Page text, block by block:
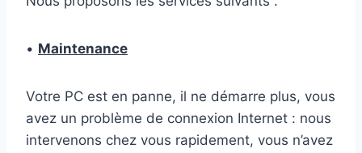
• Maintenance
Votre PC est en panne, il ne démarre plus, vous
avez un problème de connexion Internet : nous
intervenons chez vous rapidement, vous n’avez